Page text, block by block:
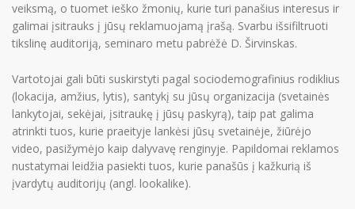
veiksmą, o tuomet ieško žmonių, kurie turi panašius interesus ir
galimai įsitrauks į jūsų reklamuojamą įrašą. Svarbu išsifiltruoti
tikslinę auditoriją, seminaro metu pabrėžė D. Širvinskas.
Vartotojai gali būti suskirstyti pagal sociodemografinius rodiklius
(lokacija, amžius, lytis), santykį su jūsų organizacija (svetainės
lankytojai, sekėjai, įsitraukę į jūsų paskyrą), taip pat galima
atrinkti tuos, kurie praeityje lankėsi jūsų svetainėje, žiūrėjo
video, pasižymėjo kaip dalyvavę renginyje. Papildomai reklamos
nustatymai leidžia pasiekti tuos, kurie panašūs į kažkurią iš
įvardytų auditorijų (angl. lookalike).